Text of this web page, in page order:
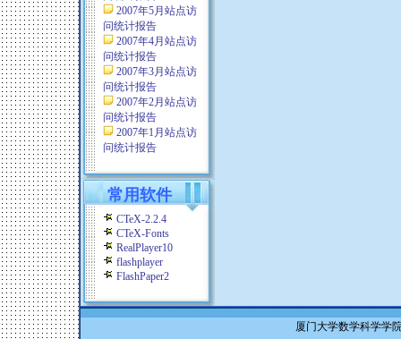
2007年5月站点访
问统计报告
2007年4月站点访
问统计报告
2007年3月站点访
问统计报告
2007年2月站点访
问统计报告
2007年1月站点访
问统计报告
常用软件
CTeX-2.2.4
CTeX-Fonts
RealPlayer10
flashplayer
FlashPaper2
厦门大学数学科学学